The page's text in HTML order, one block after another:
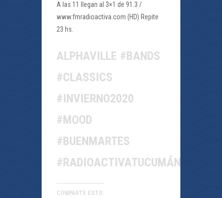
A las 11 llegan al 3×1 de 91.3 /
www.fmradioactiva.com (HD) Repite
23 hs.
ALPHAVILLE #BANDS
#CLASSICS
#INVIERNO2020
#MOOD
#BUENMARTES
#RADIOACTIVATUCUMÁN
COMPARTE ESTO: